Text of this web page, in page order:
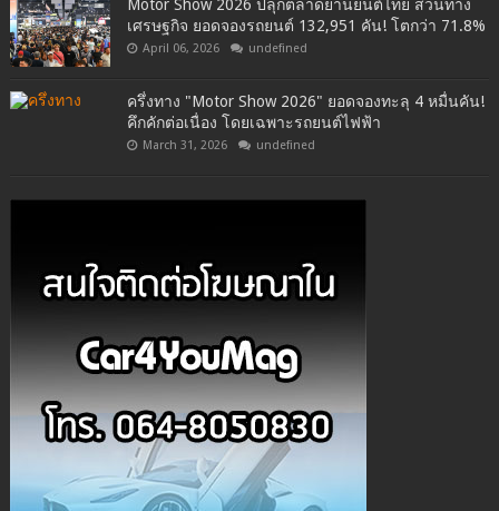
Motor Show 2026 ปลุกตลาดยานยนต์ไทย สวนทาง
เศรษฐกิจ ยอดจองรถยนต์ 132,951 คัน! โตกว่า 71.8%
April 06, 2026 undefined
ครึ่งทาง "Motor Show 2026" ยอดจองทะลุ 4 หมื่นคัน!
คึกคักต่อเนื่อง โดยเฉพาะรถยนต์ไฟฟ้า
March 31, 2026 undefined